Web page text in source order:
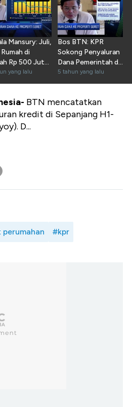
Mansury: Juli,
di
Rp 500 Juta
25%yang lalu
Bos BTN: KPR
Sokong Penyaluran
Dana Pemerintah di
BBTN
5 tahun yang lalu
BTN mencatatkan
kredit di Sepanjang H1-
D...
#kpr